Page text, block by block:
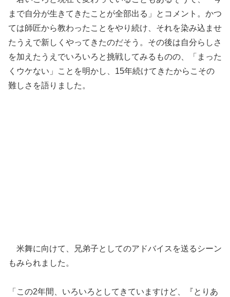
まで自分が生きてきたことが全部出る」とコメント。かつ
ては師匠から教わったことをやり続け、それを染み込ませ
たうえで新しくやってきたのだそう。その後は自分らしさ
を加えたうえでいろいろと挑戦してみるものの、「まった
くウケない」ことを明かし、15年続けてきたからこその
難しさを語りました。
米舞に向けて、兄弟子としてのアドバイスを送るシーン
もみられました。
「この2年間、いろいろとしてきていますけど、『とりあ